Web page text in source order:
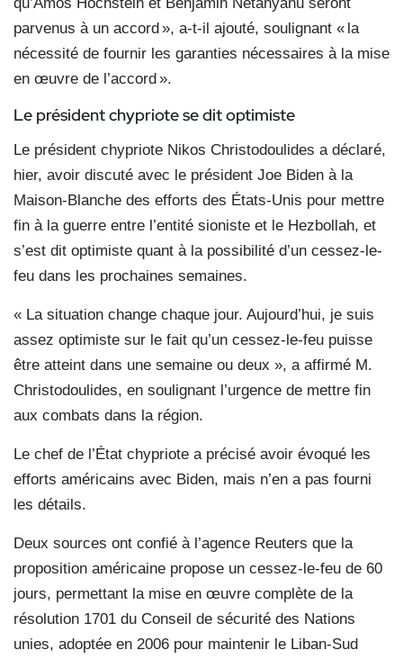
parvenus à un accord », a-t-il ajouté, soulignant « la
nécessité de fournir les garanties nécessaires à la mise
en œuvre de l’accord ».
Le président chypriote se dit optimiste
Le président chypriote Nikos Christodoulides a déclaré,
hier, avoir discuté avec le président Joe Biden à la
Maison-Blanche des efforts des États-Unis pour mettre
fin à la guerre entre l’entité sioniste et le Hezbollah, et
s’est dit optimiste quant à la possibilité d’un cessez-le-
feu dans les prochaines semaines.
« La situation change chaque jour. Aujourd’hui, je suis
assez optimiste sur le fait qu’un cessez-le-feu puisse
être atteint dans une semaine ou deux », a affirmé M.
Christodoulides, en soulignant l’urgence de mettre fin
aux combats dans la région.
Le chef de l’État chypriote a précisé avoir évoqué les
efforts américains avec Biden, mais n’en a pas fourni
les détails.
Deux sources ont confié à l’agence Reuters que la
proposition américaine propose un cessez-le-feu de 60
jours, permettant la mise en œuvre complète de la
résolution 1701 du Conseil de sécurité des Nations
unies, adoptée en 2006 pour maintenir le Liban-Sud